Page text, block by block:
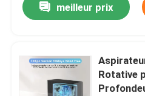
meilleur prix
Rotative